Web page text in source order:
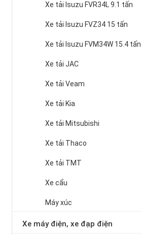
Xe tải Isuzu FVR34L 9.1 tấn
Xe tải Isuzu FVZ34 15 tấn
Xe tải Isuzu FVM34W 15.4 tấn
Xe tải JAC
Xe tải Veam
Xe tải Kia
Xe tải Mitsubishi
Xe tải Thaco
Xe tải TMT
Xe cẩu
Máy xúc
Xe máy điện, xe đạp điện